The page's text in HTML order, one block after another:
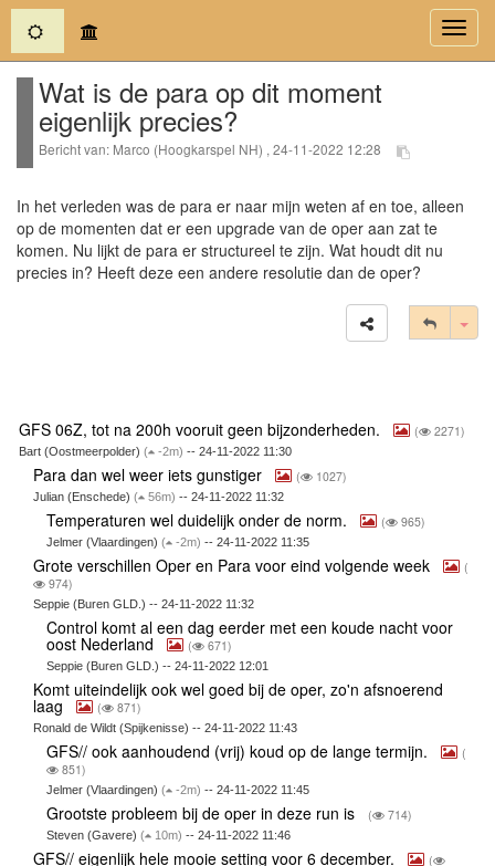
(current)
Wat is de para op dit moment
eigenlijk precies?
Bericht van: Marco (Hoogkarspel NH) , 24-11-2022 12:28
In het verleden was de para er naar mijn weten af en toe, alleen
op de momenten dat er een upgrade van de oper aan zat te
komen. Nu lijkt de para er structureel te zijn. Wat houdt dit nu
precies in? Heeft deze een andere resolutie dan de oper?
GFS 06Z, tot na 200h vooruit geen bijzonderheden. ( 2271)
Bart (Oostmeerpolder) ( -2m) -- 24-11-2022 11:30
Para dan wel weer iets gunstiger ( 1027)
Julian (Enschede) ( 56m) -- 24-11-2022 11:32
Temperaturen wel duidelijk onder de norm. ( 965)
Jelmer (Vlaardingen)( -2m) -- 24-11-2022 11:35
Grote verschillen Oper en Para voor eind volgende week
(
974)
Seppie (Buren GLD.) -- 24-11-2022 11:32
Control komt al een dag eerder met een koude nacht voor
oost Nederland ( 671)
Seppie (Buren GLD.) -- 24-11-2022 12:01
Komt uiteindelijk ook wel goed bij de oper, zo'n afsnoerend
laag ( 871)
Ronald de Wildt (Spijkenisse) -- 24-11-2022 11:43
GFS// ook aanhoudend (vrij) koud op de lange termijn.
(
851)
Jelmer (Vlaardingen)( -2m) -- 24-11-2022 11:45
Grootste probleem bij de oper in deze run is ( 714)
Steven (Gavere)( 10m) -- 24-11-2022 11:46
GFS// eigenlijk hele mooie setting voor 6 december.
(